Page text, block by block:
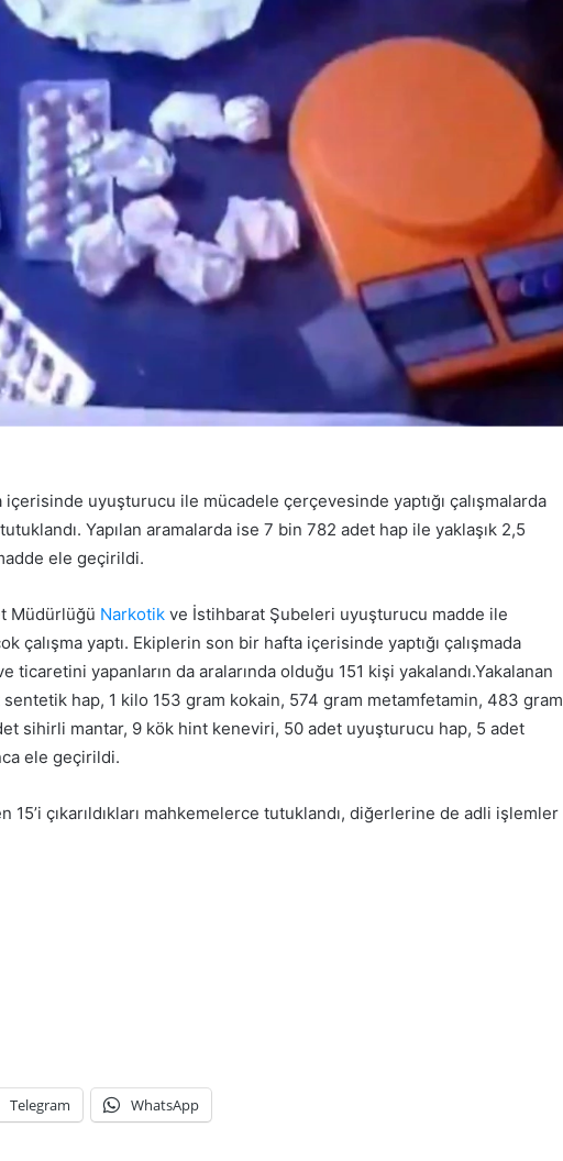
uyuşturucu ile mücadele çerçevesinde yaptığı çalışmalarda
Yapılan aramalarda ise 7 bin 782 adet hap ile yaklaşık 2,5
ele geçirildi.
Müdürlüğü Narkotik ve İstihbarat Şubeleri uyuşturucu madde ile
çalışma yaptı. Ekiplerin son bir hafta içerisinde yaptığı çalışmada
ticaretini yapanların da aralarında olduğu 151 kişi yakalandı.Yakalanan
hap, 1 kilo 153 gram kokain, 574 gram metamfetamin, 483 gram
sihirli mantar, 9 kök hint keneviri, 50 adet uyuşturucu hap, 5 adet
ele geçirildi.
15’i çıkarıldıkları mahkemelerce tutuklandı, diğerlerine de adli işlemler
Telegram WhatsApp